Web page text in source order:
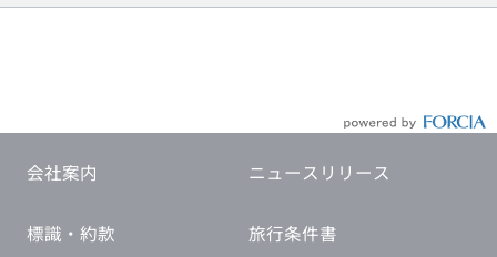
会社案内 ニュースリリース
標識・約款 旅行条件書